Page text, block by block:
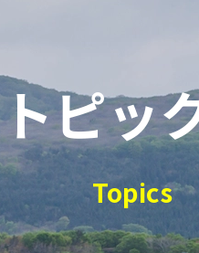
トピッ
Topics